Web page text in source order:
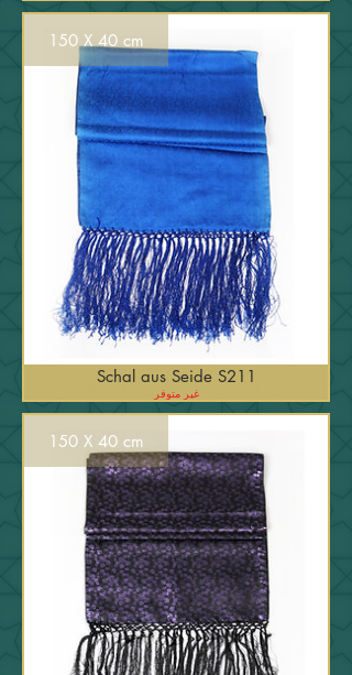
150 X 40 cm
Schal aus Seide S211
غير متوفر
150 X 40 cm